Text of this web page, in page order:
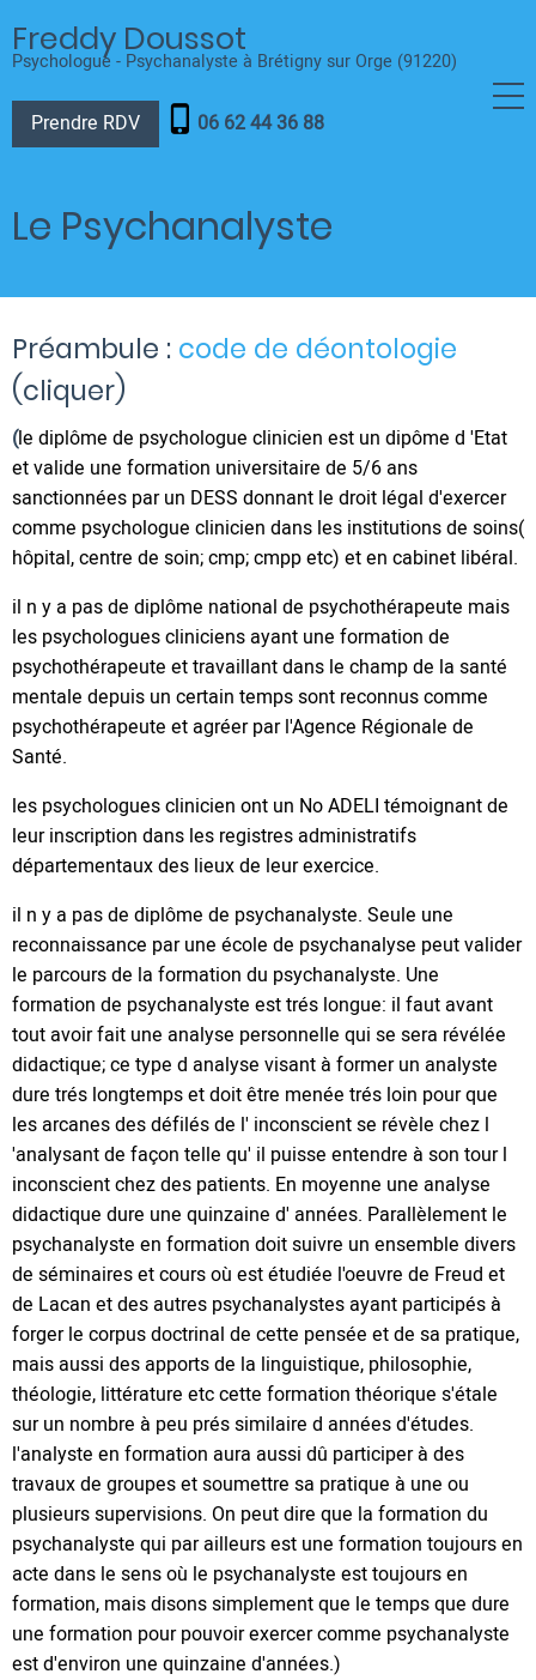
au
contenu
principal
Freddy Doussot
Psychologue - Psychanalyste à Brétigny sur Orge (91220)
Prendre RDV phone_iphone 06 62 44 36 88
Le Psychanalyste
Préambule : code de déontologie
(cliquer)
(le diplôme de psychologue clinicien est un dipôme d 'Etat
et valide une formation universitaire de 5/6 ans
sanctionnées par un DESS donnant le droit légal d'exercer
comme psychologue clinicien dans les institutions de soins(
hôpital, centre de soin; cmp; cmpp etc) et en cabinet libéral.
il n y a pas de diplôme national de psychothérapeute mais
les psychologues cliniciens ayant une formation de
psychothérapeute et travaillant dans le champ de la santé
mentale depuis un certain temps sont reconnus comme
psychothérapeute et agréer par l'Agence Régionale de
Santé.
les psychologues clinicien ont un No ADELI témoignant de
leur inscription dans les registres administratifs
départementaux des lieux de leur exercice.
il n y a pas de diplôme de psychanalyste. Seule une
reconnaissance par une école de psychanalyse peut valider
le parcours de la formation du psychanalyste. Une
formation de psychanalyste est trés longue: il faut avant
tout avoir fait une analyse personnelle qui se sera révélée
didactique; ce type d analyse visant à former un analyste
dure trés longtemps et doit être menée trés loin pour que
les arcanes des défilés de l' inconscient se révèle chez l
'analysant de façon telle qu' il puisse entendre à son tour l
inconscient chez des patients. En moyenne une analyse
didactique dure une quinzaine d' années. Parallèlement le
psychanalyste en formation doit suivre un ensemble divers
de séminaires et cours où est étudiée l'oeuvre de Freud et
de Lacan et des autres psychanalystes ayant participés à
forger le corpus doctrinal de cette pensée et de sa pratique,
mais aussi des apports de la linguistique, philosophie,
théologie, littérature etc cette formation théorique s'étale
sur un nombre à peu prés similaire d années d'études.
l'analyste en formation aura aussi dû participer à des
travaux de groupes et soumettre sa pratique à une ou
plusieurs supervisions. On peut dire que la formation du
psychanalyste qui par ailleurs est une formation toujours en
acte dans le sens où le psychanalyste est toujours en
formation, mais disons simplement que le temps que dure
une formation pour pouvoir exercer comme psychanalyste
est d'environ une quinzaine d'années.)